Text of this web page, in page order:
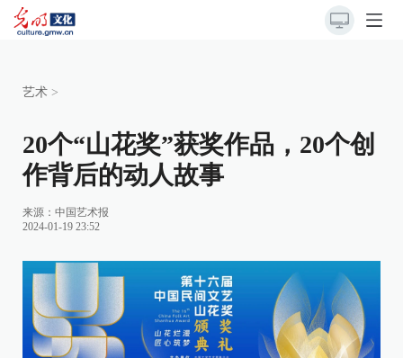
艺术 >
20个“山花奖”获奖作品，20个创
作背后的动人故事
来源： 中国艺术报
2024-01-19 23:52